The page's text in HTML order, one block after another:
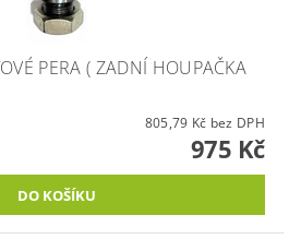
PERA ( ZADNÍ HOUPAČKA
805,79 Kč bez DPH
975 Kč